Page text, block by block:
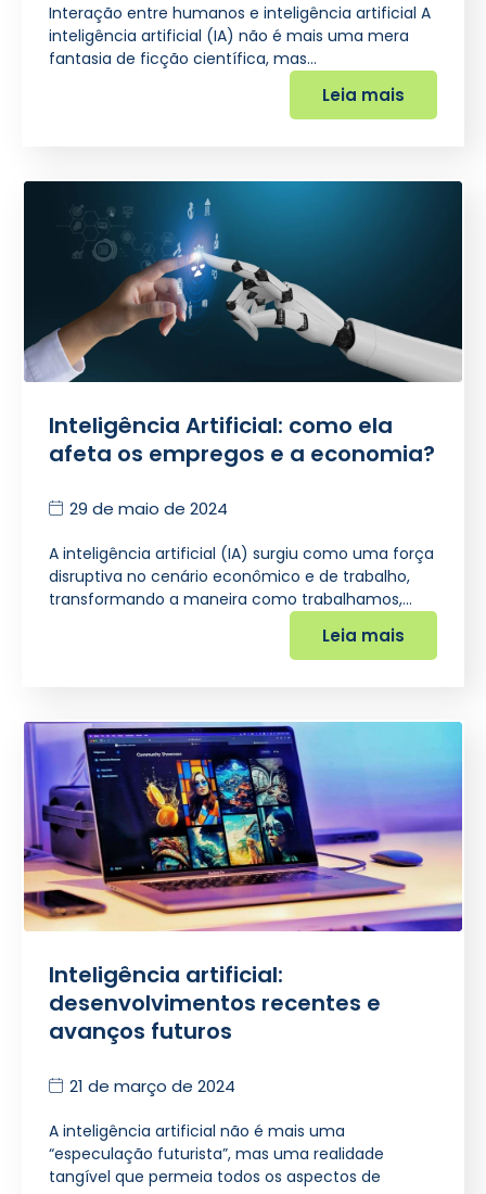
Interação entre humanos e inteligência artificial A
inteligência artificial (IA) não é mais uma mera
fantasia de ficção científica, mas…
Leia mais
Inteligência Artificial: como ela
afeta os empregos e a economia?
29 de maio de 2024
A inteligência artificial (IA) surgiu como uma força
disruptiva no cenário econômico e de trabalho,
transformando a maneira como trabalhamos,…
Leia mais
Inteligência artificial:
desenvolvimentos recentes e
avanços futuros
21 de março de 2024
A inteligência artificial não é mais uma
“especulação futurista”, mas uma realidade
tangível que permeia todos os aspectos de